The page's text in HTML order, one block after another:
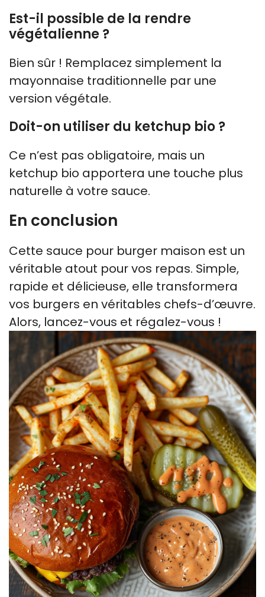
Est-il possible de la rendre
végétalienne ?
Bien sûr ! Remplacez simplement la
mayonnaise traditionnelle par une
version végétale.
Doit-on utiliser du ketchup bio ?
Ce n’est pas obligatoire, mais un
ketchup bio apportera une touche plus
naturelle à votre sauce.
En conclusion
Cette sauce pour burger maison est un
véritable atout pour vos repas. Simple,
rapide et délicieuse, elle transformera
vos burgers en véritables chefs-d’œuvre.
Alors, lancez-vous et régalez-vous !